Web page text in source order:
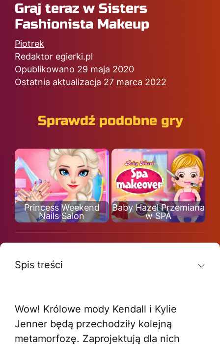
Graj teraz w Sisters
Fashionista Makeup
Piotrek
Redaktor egierki.pl
Opublikowano 29 maja 2020
Ostatnia aktualizacja 27 marca 2022
Sprawdź podobne gry
Princess Weekend
Nails Salon
Baby Hazel Przemiana
w SPA
Spis treści
Wow! Królowe mody Kendall i Kylie
Jenner będą przechodziły kolejną
metamorfozę. Zaprojektują dla nich